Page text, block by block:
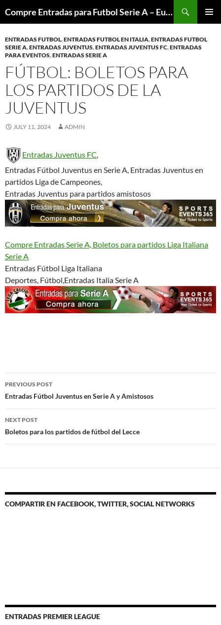
to
Compre Entradas para Futbol Serie A – Europa League – Premier League – Bundesliga
ENTRADAS FUTBOL,ENTRADAS FUTBOL EN ITALIA,ENTRADAS FUTBOL
SERIE A,ENTRADAS JUVENTUS,ENTRADAS JUVENTUS FC,ENTRADAS
PARA EVENTOS,ENTRADAS SERIE A
FÚTBOL: BOLETOS PARA
LOS PARTIDOS DE LA
JUVENTUS
JULY 11, 2024 ADMIN
Entradas Juventus FC
Entradas Fútbol Juventus en Serie A, Entradas Juventus en
partidos Liga de Campeones,
Entradas Juventus para partidos amistosos
Compre Entradas Serie A, Boletos para partidos Liga Italiana
Serie A
Entradas Fútbol Liga Italiana
Deportes, Fútbol,Entradas Italia Serie A
Post
navigation
PREVIOUS POST
Entradas Fútbol Juventus en Serie A y Amistosos
NEXT POST
Boletos para los partidos de fútbol del Lecce
COMPARTIR EN FACEBOOK, TWITTER, SOCIAL NETWORKS
ENTRADAS PREMIER LEAGUE